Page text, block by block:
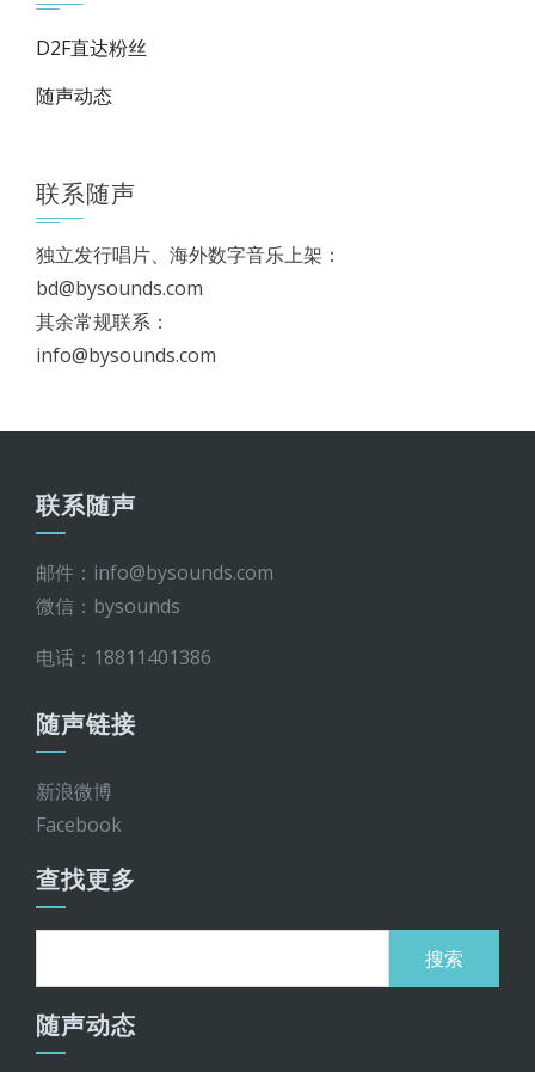
D2F直达粉丝
随声动态
联系随声
独立发行唱片、海外数字音乐上架：
bd@bysounds.com
其余常规联系：
info@bysounds.com
联系随声
邮件：info@bysounds.com
微信：bysounds
电话：18811401386
随声链接
新浪微博
Facebook
查找更多
随声动态